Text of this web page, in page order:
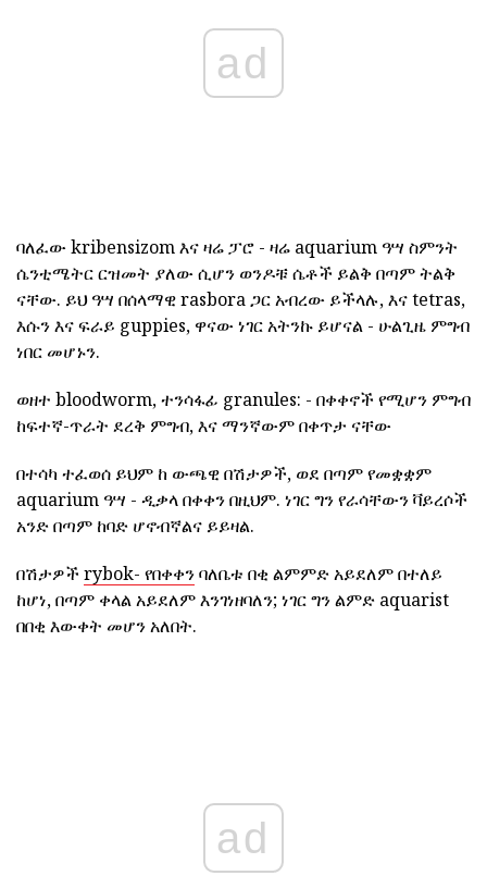
ad
ባለፈው kribensizom እና ዛሬ ፓሮ - ዛሬ aquarium ዓሣ ስምንት
ሴንቲሜትር ርዝመት ያለው ሲሆን ወንዶቹ ሴቶች ይልቅ በጣም ትልቅ
ናቸው. ይህ ዓሣ በሰላማዊ rasbora ጋር አብረው ይችላሉ, እና tetras,
እሱን እና ፍራይ guppies, ዋናው ነገር አትንኩ ይሆናል - ሁልጊዜ ምግብ
ነበር መሆኑን.
ወዘተ bloodworm, ተንሳፋፊ granules: - በቀቀኖች የሚሆን ምግብ
ከፍተኛ-ጥራት ደረቅ ምግብ, እና ማንኛውም በቀጥታ ናቸው
በተሳካ ተፈወሰ ይህም ከ ውጫዊ በሽታዎች, ወደ በጣም የመቋቋም
aquarium ዓሣ - ዲቃላ በቀቀን በዚህም. ነገር ግን የራሳቸውን ቫይረሶች
አንድ በጣም ከባድ ሆኖብኛልና ይይዛል.
በሽታዎች rybok- የበቀቀንባለቤቱ በቂ ልምምድ አይደለም በተለይ
ከሆነ, በጣም ቀላል አይደለም እንገነዘባለን; ነገር ግን ልምድ aquarist
በበቂ እውቀት መሆን አለበት.
ad